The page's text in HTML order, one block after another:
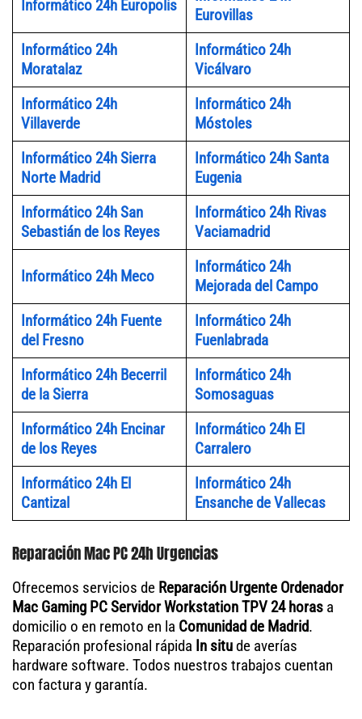
Informático 24h Europolis
Eurovillas
Informático 24h
Moratalaz
Informático 24h
Vicálvaro
Informático 24h
Villaverde
Informático 24h
Móstoles
Informático 24h Sierra
Norte Madrid
Informático 24h Santa
Eugenia
Informático 24h San
Sebastián de los Reyes
Informático 24h Rivas
Vaciamadrid
Informático 24h Meco
Informático 24h
Mejorada del Campo
Informático 24h Fuente
del Fresno
Informático 24h
Fuenlabrada
Informático 24h Becerril
de la Sierra
Informático 24h
Somosaguas
Informático 24h Encinar
de los Reyes
Informático 24h El
Carralero
Informático 24h El
Cantizal
Informático 24h
Ensanche de Vallecas
Reparación Mac PC 24h Urgencias
Ofrecemos servicios de Reparación Urgente Ordenador
Mac Gaming PC Servidor Workstation TPV 24 horas a
domicilio o en remoto en la Comunidad de Madrid.
Reparación profesional rápida In situde averías
hardware software. Todos nuestros trabajos cuentan
con factura y garantía.